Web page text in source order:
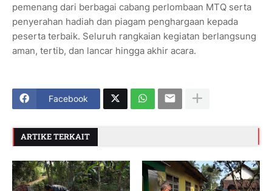
pemenang dari berbagai cabang perlombaan MTQ serta
penyerahan hadiah dan piagam penghargaan kepada
peserta terbaik. Seluruh rangkaian kegiatan berlangsung
aman, tertib, dan lancar hingga akhir acara.
Facebook
ARTIKE TERKAIT